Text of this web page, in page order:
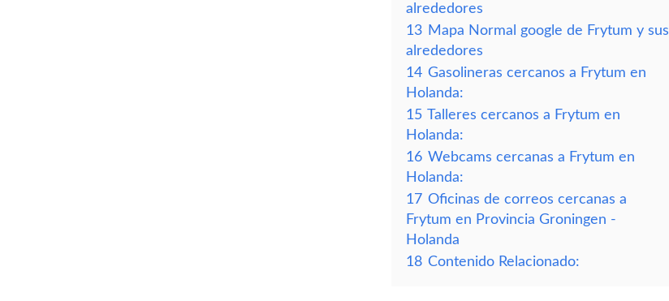
alrededores
13 Mapa Normal google de Frytum y sus
alrededores
14 Gasolineras cercanos a Frytum en
Holanda:
15 Talleres cercanos a Frytum en
Holanda:
16 Webcams cercanas a Frytum en
Holanda:
17 Oficinas de correos cercanas a
Frytum en Provincia Groningen -
Holanda
18 Contenido Relacionado: